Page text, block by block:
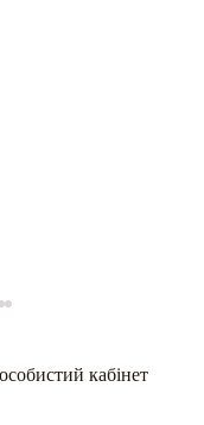
кабінет